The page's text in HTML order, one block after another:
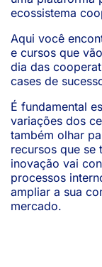
ecossistema
Aqui você
e cursos que
dia das
cases de
É fundamental
variações dos
também olhar
recursos que se
inovação vai
processos
ampliar a sua
mercado.